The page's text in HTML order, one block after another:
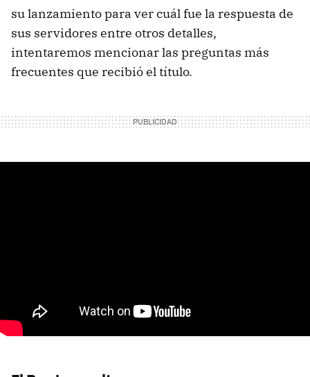
su lanzamiento para ver cuál fue la respuesta de
sus servidores entre otros detalles,
intentaremos mencionar las preguntas más
frecuentes que recibió el título.